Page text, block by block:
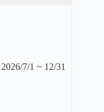
2026/7/1 ~ 12/31